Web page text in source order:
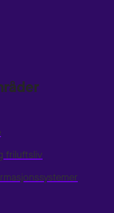
friluftsliv